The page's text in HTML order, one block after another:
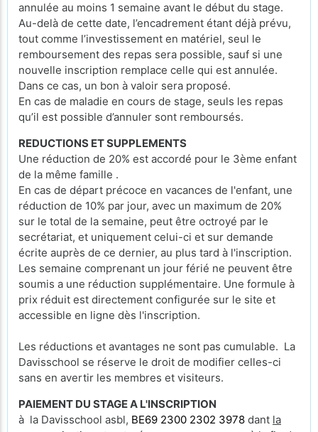
annulée au moins 1 semaine avant le début du stage.
Au-delà de cette date, l’encadrement étant déjà prévu,
tout comme l’investissement en matériel, seul le
remboursement des repas sera possible, sauf si une
nouvelle inscription remplace celle qui est annulée.
Dans ce cas, un bon à valoir sera proposé.
En cas de maladie en cours de stage, seuls les repas
qu’il est possible d’annuler sont remboursés.
REDUCTIONS ET SUPPLEMENTS
Une réduction de 20% est accordé pour le 3ème enfant
de la même famille .
En cas de départ précoce en vacances de l'enfant, une
réduction de 10% par jour, avec un maximum de 20%
sur le total de la semaine, peut être octroyé par le
secrétariat, et uniquement celui-ci et sur demande
écrite auprès de ce dernier, au plus tard à l'inscription.
Les semaine comprenant un jour férié ne peuvent être
soumis a une réduction supplémentaire. Une formule à
prix réduit est directement configurée sur le site et
accessible en ligne dès l'inscription.
Les réductions et avantages ne sont pas cumulable. La
Davisschool se réserve le droit de modifier celles-ci
sans en avertir les membres et visiteurs.
PAIEMENT DU STAGE A L'INSCRIPTION
à la Davisschool asbl, BE69 2300 2302 3978 dant la